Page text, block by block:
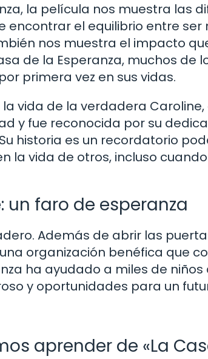
la película nos muestra las
el equilibrio entre
nos muestra el impacto
de la Esperanza, muchos de
primera vez en sus vidas.
vida de la verdadera Caroline,
y fue reconocida por su
historia es un recordatorio
la vida de otros, incluso
un faro de esperanza
Además de abrir las
organización benéfica que
ha ayudado a miles de
y oportunidades para un
aprender de «La